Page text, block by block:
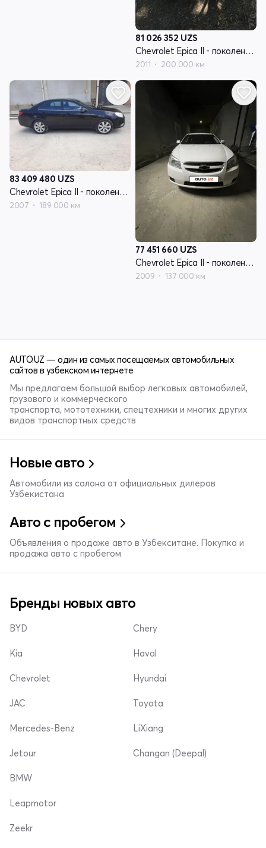
81 026 352 UZS
Chevrolet Epica II - поколение V250 рестайлинг
2011 200 000 км
83 409 480 UZS
Chevrolet Epica II - поколение V250
2007 189 000 км
77 451 660 UZS
Chevrolet Epica II - поколение V250
2009 137 000 км
AUTO.UZ — один из самых посещаемых автомобильных
сайтов в узбекском интернете
Мы предлагаем большой выбор легковых автомобилей,
грузового и коммерческого
транспорта, мототехники, спецтехники и многих других
видов транспортных средств
Новые авто
Автомобили из салона от официальных дилеров
Узбекистана
Авто с пробегом
Объявления о продаже авто в Узбекситане. Покупка и
продажа авто с пробегом
Бренды новых авто
BYD
Kia
Chevrolet
Chery
Haval
Hyundai
JAC
Mercedes-Benz
Jetour
Toyota
LiXiang
Changan (Deepal)
BMW
Leapmotor
Zeekr